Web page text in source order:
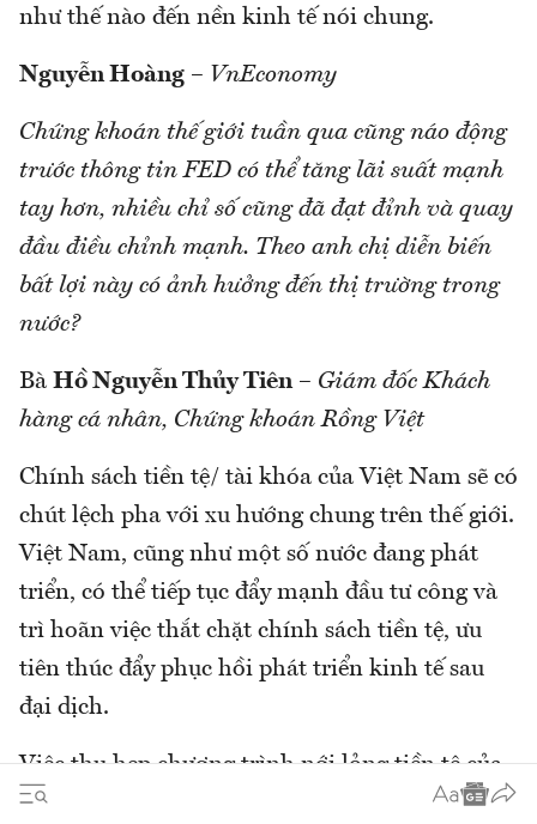
như thế nào đến nền kinh tế nói chung.
Nguyễn Hoàng – VnEconomy
Chứng khoán thế giới tuần qua cũng náo động
trước thông tin FED có thể tăng lãi suất mạnh
tay hơn, nhiều chỉ số cũng đã đạt đỉnh và quay
đầu điều chỉnh mạnh. Theo anh chị diễn biến
bất lợi này có ảnh hưởng đến thị trường trong
nước?
Bà Hồ Nguyễn Thủy Tiên– Giám đốc Khách
hàng cá nhân, Chứng khoán Rồng Việt
Chính sách tiền tệ/ tài khóa của Việt Nam sẽ có
chút lệch pha với xu hướng chung trên thế giới.
Việt Nam, cũng như một số nước đang phát
triển, có thể tiếp tục đẩy mạnh đầu tư công và
trì hoãn việc thắt chặt chính sách tiền tệ, ưu
tiên thúc đẩy phục hồi phát triển kinh tế sau
đại dịch.
Việc thu hẹp chương trình nới lỏng tiền tệ của
FED, bắt đầu vào tháng 11 và sẽ tiếp tục đến